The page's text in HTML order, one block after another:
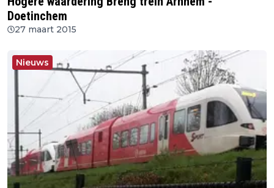
Doetinchem
27 maart 2015
Nieuws